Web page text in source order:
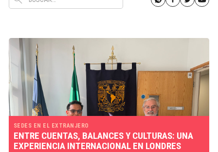
SEDES EN EL EXTRANJERO
ENTRE CUENTAS, BALANCES Y CULTURAS: UNA
EXPERIENCIA INTERNACIONAL EN LONDRES